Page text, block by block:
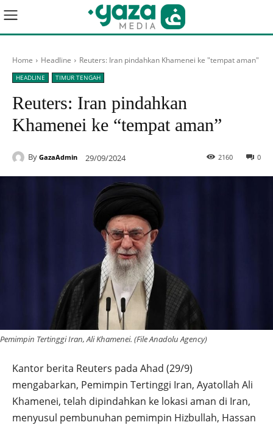
Home Headline Reuters: Iran pindahkan Khamenei ke "tempat aman"
HEADLINE TIMUR TENGAH
Reuters: Iran pindahkan
Khamenei ke “tempat aman”
By GazaAdmin 29/09/2024 0
2160
Pemimpin Tertinggi Iran, Ali Khamenei. (File Anadolu Agency)
Kantor berita Reuters pada Ahad (29/9)
mengabarkan, Pemimpin Tertinggi Iran, Ayatollah Ali
Khamenei, telah dipindahkan ke lokasi aman di Iran,
menyusul pembunuhan pemimpin Hizbullah, Hassan